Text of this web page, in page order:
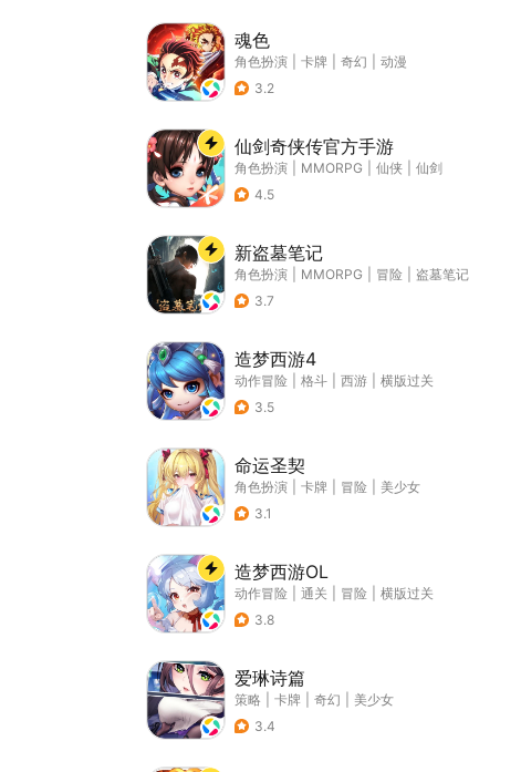
魂色
角色扮演 卡牌 奇幻
动漫
3.2
仙剑奇侠传官方手游
角色扮演 MMORPG 仙侠
仙剑
4.5
新盗墓笔记
角色扮演 MMORPG 冒险
盗墓笔记
3.7
造梦西游4
动作冒险 格斗 西游
横版过关
3.5
命运圣契
角色扮演 卡牌 冒险
美少女
3.1
造梦西游OL
动作冒险 通关 冒险
横版过关
3.8
爱琳诗篇
策略 卡牌 奇幻
美少女
3.4